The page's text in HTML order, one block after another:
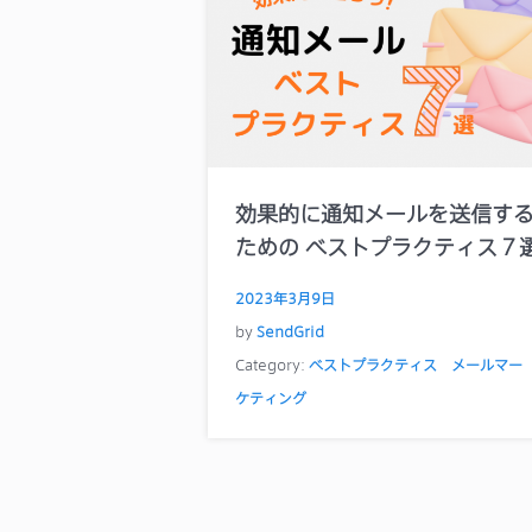
効果的に通知メールを送信す
ための ベストプラクティス７
2023年3月9日
bySendGrid
Category: ベストプラクティス
メールマー
ケティング